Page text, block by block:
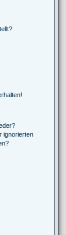
ignorierten